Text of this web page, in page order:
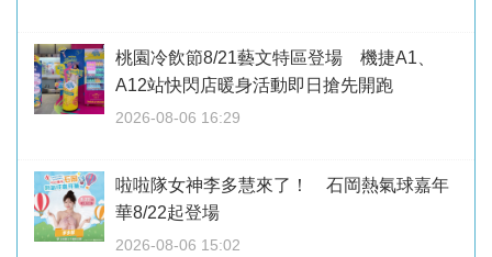
桃園冷飲節8/21藝文特區登場 機捷A1、
A12站快閃店暖身活動即日搶先開跑
2026-08-06 16:29
啦啦隊女神李多慧來了！ 石岡熱氣球嘉年
華8/22起登場
2026-08-06 15:02